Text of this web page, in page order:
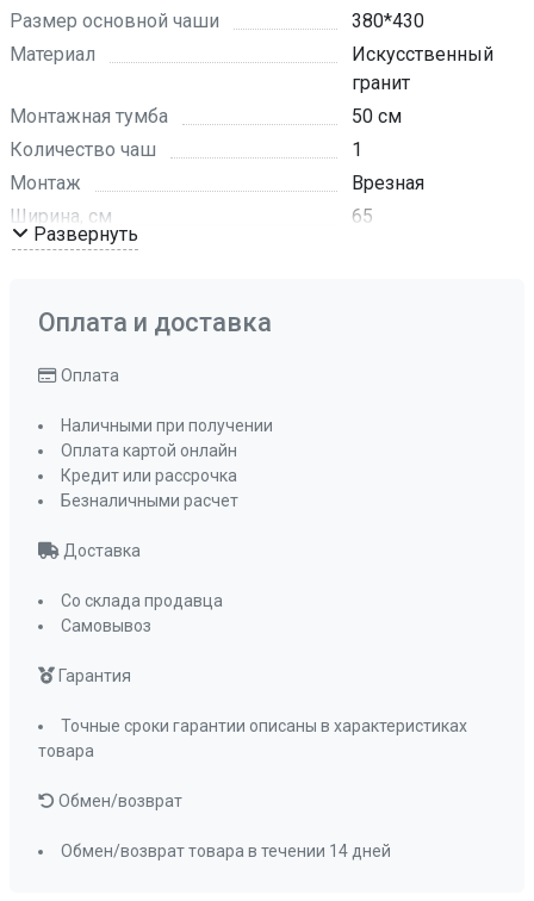
Размер основной чаши
380*430
Материал
Искусственный
гранит
Монтажная тумба
50 см
Количество чаш
1
Монтаж
Врезная
Ширина, см
65
Глубина, см
Комплектация
ПРОМО Скидка
Развернуть
Оплата и доставка
Оплата
Наличными при получении
Оплата картой онлайн
Кредит или рассрочка
Безналичными расчет
Доставка
Со склада продавца
Самовывоз
Гарантия
Точные сроки гарантии описаны в характеристиках
товара
Обмен/возврат
Обмен/возврат товара в течении 14 дней